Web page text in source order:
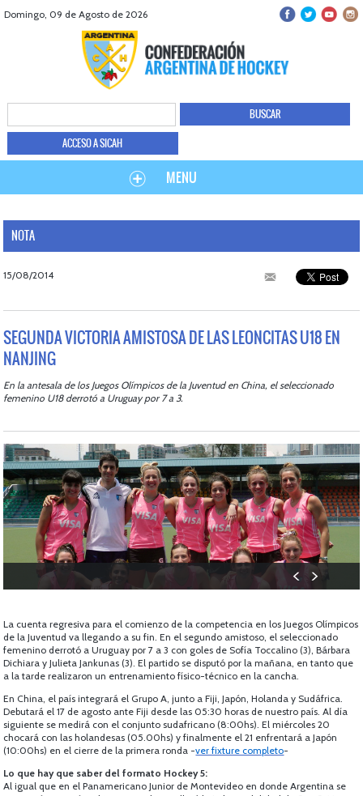
Domingo, 09 de Agosto de 2026
ACCESO A SICAH
MENU
NOTA
15/08/2014
SEGUNDA VICTORIA AMISTOSA DE LAS LEONCITAS U18 EN
NANJING
En la antesala de los Juegos Olímpicos de la Juventud en China, el seleccionado
femenino U18 derrotó a Uruguay por 7 a 3.
La cuenta regresiva para el comienzo de la competencia en los Juegos Olímpicos
de la Juventud va llegando a su fin. En el segundo amistoso, el seleccionado
femenino derrotó a Uruguay por 7 a 3 con goles de Sofía Toccalino (3), Bárbara
Dichiara y Julieta Jankunas (3). El partido se disputó por la mañana, en tanto que
a la tarde realizaron un entrenamiento físico-técnico en la cancha.
En China, el país integrará el Grupo A, junto a Fiji, Japón, Holanda y Sudáfrica.
Debutará el 17 de agosto ante Fiji desde las 05:30 horas de nuestro país. Al día
siguiente se medirá con el conjunto sudafricano (8:00hs). El miércoles 20
chocará con las holandesas (05.00hs) y finalmente el 21 enfrentará a Japón
(10:00hs) en el cierre de la primera ronda -ver fixture completo-
Lo que hay que saber del formato Hockey 5:
Al igual que en el Panamericano Junior de Montevideo en donde Argentina se